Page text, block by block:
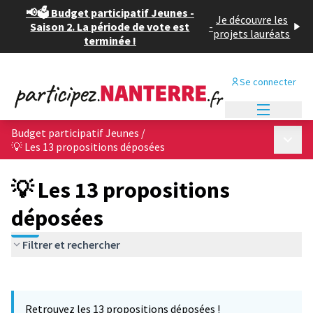
📢🗳️ Budget participatif Jeunes -
Saison 2. La période de vote est
terminée !
- Je découvre les
projets lauréats
Se connecter
Budget participatif Jeunes /
💡 Les 13 propositions déposées
💡 Les 13 propositions
déposées
Filtrer et rechercher
Retrouvez les 13 propositions déposées !